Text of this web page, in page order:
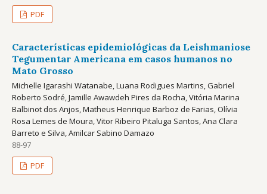
PDF
Características epidemiológicas da Leishmaniose
Tegumentar Americana em casos humanos no
Mato Grosso
Michelle Igarashi Watanabe, Luana Rodigues Martins, Gabriel
Roberto Sodré, Jamille Awawdeh Pires da Rocha, Vitória Marina
Balbinot dos Anjos, Matheus Henrique Barboz de Farias, Olívia
Rosa Lemes de Moura, Vitor Ribeiro Pitaluga Santos, Ana Clara
Barreto e Silva, Amilcar Sabino Damazo
88-97
PDF